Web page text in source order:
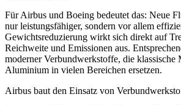
Für Airbus und Boeing bedeutet das: Neue
nur leistungsfähiger, sondern vor allem
Gewichtsreduzierung wirkt sich direkt auf
Reichweite und Emissionen aus.
moderner Verbundwerkstoffe, die klassische
Aluminium in vielen Bereichen ersetzen.
Airbus baut den Einsatz von